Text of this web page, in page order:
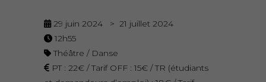
29 juin 2024 > 21 juillet 2024
12h55
Théâtre / Danse
PT : 22€ / Tarif OFF : 15€ / TR (étudiants